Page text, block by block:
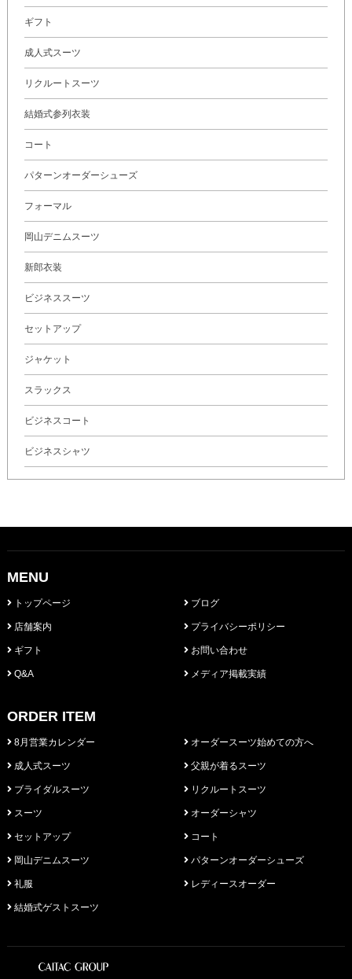
ギフト
成人式スーツ
リクルートスーツ
結婚式参列衣装
コート
パターンオーダーシューズ
フォーマル
岡山デニムスーツ
新郎衣装
ビジネススーツ
セットアップ
ジャケット
スラックス
ビジネスコート
ビジネスシャツ
MENU
トップページ
店舗案内
ギフト
Q&A
ブログ
プライバシーポリシー
お問い合わせ
メディア掲載実績
ORDER ITEM
8月営業カレンダー
成人式スーツ
ブライダルスーツ
スーツ
セットアップ
岡山デニムスーツ
礼服
結婚式ゲストスーツ
オーダースーツ始めての方へ
父親が着るスーツ
リクルートスーツ
オーダーシャツ
コート
パターンオーダーシューズ
レディースオーダー